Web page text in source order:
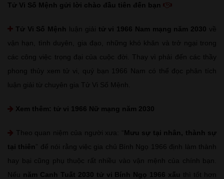
Tử Vi Số Mệnh gửi lời chào đầu tiên đến bạn
Tử Vi Số Mệnh luận giải tử vi 1966 Nam mạng năm 2030 về
vận hạn, tình duyên, gia đạo, những khó khăn và trở ngại trong
các công việc trọng đại của cuộc đời. Thay vì phải đến các thầy
phong thủy xem tử vi, quý bạn 1966 Nam có thể đọc phân tích
luận giải từ chuyên gia Tử Vi Số Mệnh.
Xem thêm: tử vi 1966 Nữ mạng năm 2030
Theo quan niệm của người xưa: “Mưu sự tại nhân, thành sự
tại thiên ” để nói rằng việc gia chủ Bính Ngọ 1966 định làm thành
hay bại cũng phụ thuộc rất nhiều vào vận mệnh của chính bạn.
Nếu năm Canh Tuất 2030 tử vi Bính Ngọ 1966 xấu thì tốt hơn